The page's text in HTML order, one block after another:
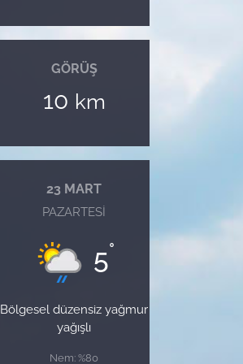
GÖRÜŞ
10 km
23 MART
PAZARTESI
5°
Bölgesel düzensiz yağmur
yağışlı
Nem: %80